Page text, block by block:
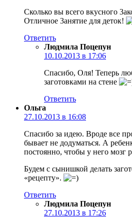
Сколько вы всего вкусного
Отличное 3анятие для деток!
Ответить
Людмила Поцепун
10.10.2013 в 17:06
Спасибо, Оля! Теперь
заготовками на стене
Ответить
Ольга
27.10.2013 в 16:08
Спасибо за идею. Вроде все
бывает не додуматься. А
постоянно, чтобы у него мозг
Будем с сынишкой делать
«рецепту».
Ответить
Людмила Поцепун
27.10.2013 в 17:26